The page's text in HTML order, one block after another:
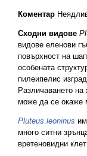
Коментар
Сходни видове
видове еленови
повърхност на
особената
пилеипелис
Различаването
може да се окаже
Pluteus leoninus
много ситни
вретеновидни